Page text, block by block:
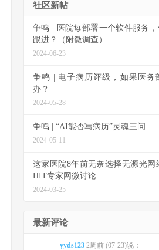
社区新帖
争鸣 | 医院每部署一个软件服务
跟进？（附微调查）
2024-06-23
争鸣 | 电子病历评级，如果医务
办？
2024-05-28
争鸣 | “AI能否写病历”灵魂三问
2024-05-11
这家医院8年前无奈选择无源光网
HIT专家网微讨论
2024-03-25
最新评论
yyds123 2周前 (07-23)说：